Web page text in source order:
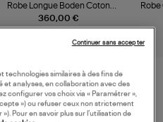
360,00 €
Robe Longue Boden Coton
Blanc
technologies similaires à des fins de
analyses, en collaboration avec des
configurer vos choix via « Paramétrer »,
») ou refuser ceux non strictement
Pour en savoir plus sur l’utilisation de
Continuer sans accepter